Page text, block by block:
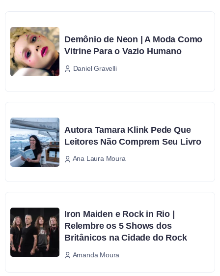
Demônio de Neon | A Moda Como
Vitrine Para o Vazio Humano
Daniel Gravelli
Autora Tamara Klink Pede Que
Leitores Não Comprem Seu Livro
Ana Laura Moura
Iron Maiden e Rock in Rio |
Relembre os 5 Shows dos
Britânicos na Cidade do Rock
Amanda Moura